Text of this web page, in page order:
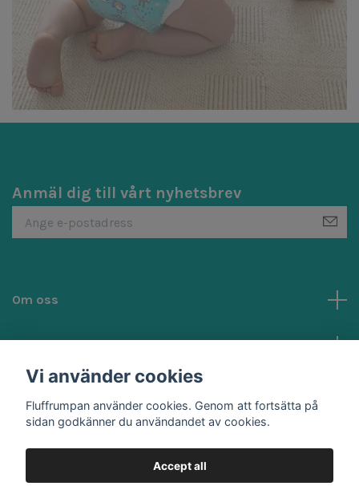
Anmäl dig till vårt nyhetsbrev
Om oss
Kundtjänst
Vi använder cookies
Fluffrumpan använder cookies. Genom att fortsätta på
sidan godkänner du användandet av cookies.
Accept all